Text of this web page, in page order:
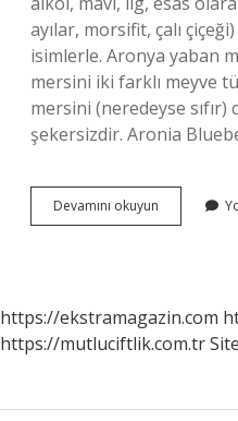
ayılar, morsifit, çalı
isimlerle. Aronya yaban
mersini iki farklı meyve
mersini (neredeyse sıfır)
şekersizdir. Aronia
Devamını okuyun
Mersininin
https://ekstramagazin.com
https://mutluciftlik.com.tr